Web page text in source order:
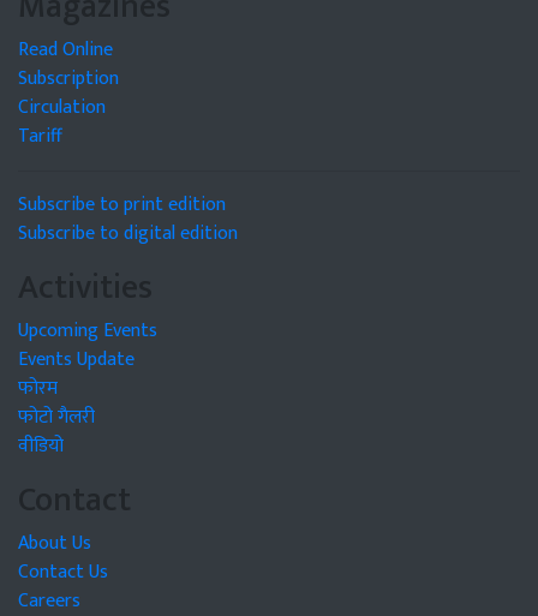
Read Online
Subscription
Circulation
Tariff
Subscribe to print edition
Subscribe to digital edition
Activities
Upcoming Events
Events Update
फोरम
फोटो गैलरी
वीडियो
Contact
About Us
Contact Us
Careers